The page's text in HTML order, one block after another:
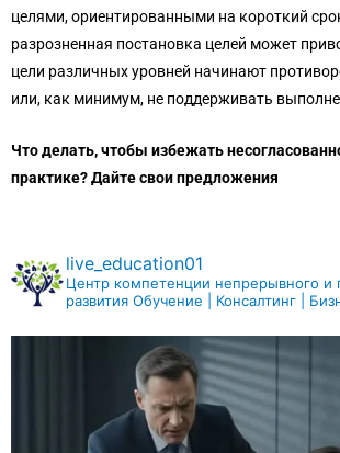
целями, ориентированными на короткий
разрозненная постановка целей может
цели различных уровней начинают
или, как минимум, не поддерживать
Что делать, чтобы избежать
практике? Дайте свои предложения
live_education01
Центр компетенции непрерывного и
развития Обучение | Консалтинг |